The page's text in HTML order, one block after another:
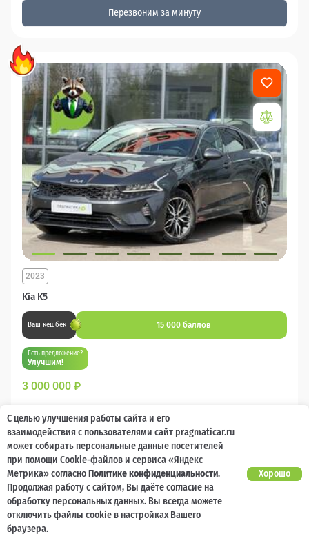
Перезвоним за минуту
Kia K5
2023
Ваш кешбек 15 000 баллов
Есть предложение?
Улучшим!
3 000 000 ₽
Бензин Автомат
Сравнить
Подробнее
Перезвоним за минуту
С целью улучшения работы сайта и его
взаимодействия с пользователями сайт pragmaticar.ru
может собирать персональные данные посетителей
при помощи Cookie-файлов и сервиса «Яндекс
Метрика» согласноПолитике конфиденциальности.
Продолжая работу с сайтом, Вы даёте согласие на
обработку персональных данных. Вы всегда можете
отключить файлы cookie в настройках Вашего
браузера.
Хорошо